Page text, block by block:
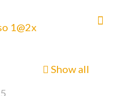
Show all